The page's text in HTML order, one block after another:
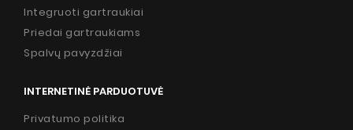
Integruoti gartraukiai
Priedai gartraukiams
Spalvų pavyzdžiai
INTERNETINĖ PARDUOTUVĖ
Privatumo politika